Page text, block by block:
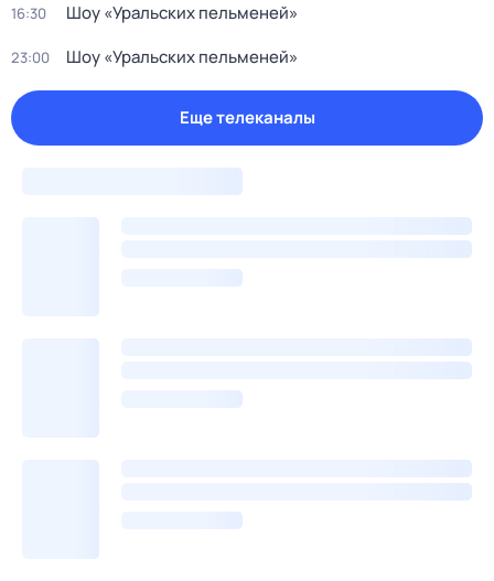
16:30 Шоу «Уральских пельменей»
23:00 Шоу «Уральских пельменей»
Еще телеканалы